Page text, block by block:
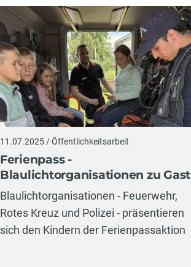
11.07.2025 / Öffentlichkeitsarbeit
Ferienpass -
Blaulichtorganisationen zu Gast
Blaulichtorganisationen - Feuerwehr,
Rotes Kreuz und Polizei - präsentieren
sich den Kindern der Ferienpassaktion